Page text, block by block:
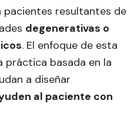
pacientes resultantes de
degenerativas o
. El enfoque de esta
práctica basada en la
a diseñar
al paciente con